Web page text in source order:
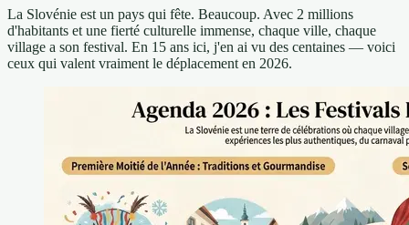
La Slovénie est un pays qui fête. Beaucoup. Avec 2 millions
d'habitants et une fierté culturelle immense, chaque ville, chaque
village a son festival. En 15 ans ici, j'en ai vu des centaines — voici
ceux qui valent vraiment le déplacement en 2026.